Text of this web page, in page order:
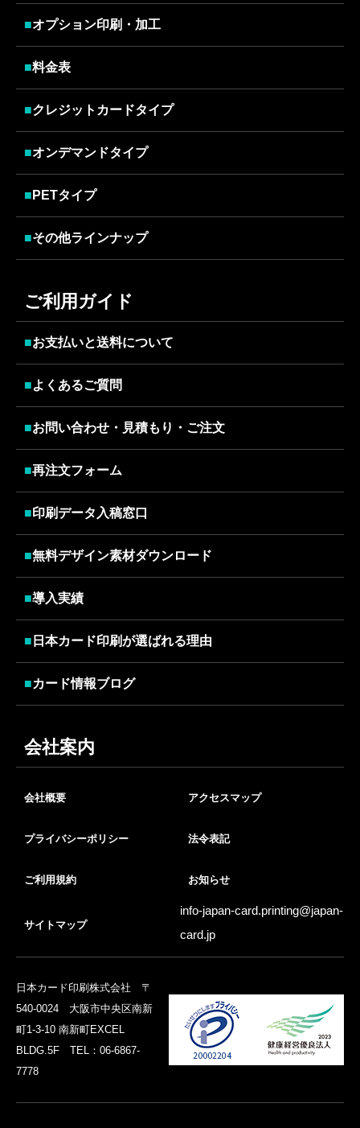
■オプション印刷・加工
■料金表
■クレジットカードタイプ
■オンデマンドタイプ
■ PETタイプ
■その他ラインナップ
ご利用ガイド
■お支払いと送料について
■よくあるご質問
■お問い合わせ・見積もり・ご注文
■再注文フォーム
■印刷データ入稿窓口
■無料デザイン素材ダウンロード
■導入実績
■ 日本カード印刷が選ばれる理由
■カード情報ブログ
会社案内
会社概要 アクセスマップ
プライバシーポリシー 法令表記
ご利用規約 お知らせ
サイトマップ
info-japan-card.printing@japan-
card.jp
日本カード印刷株式会社 〒
540-0024 大阪市中央区南新
町1-3-10 南新町EXCEL
BLDG.5F TEL：06-6867-
7778